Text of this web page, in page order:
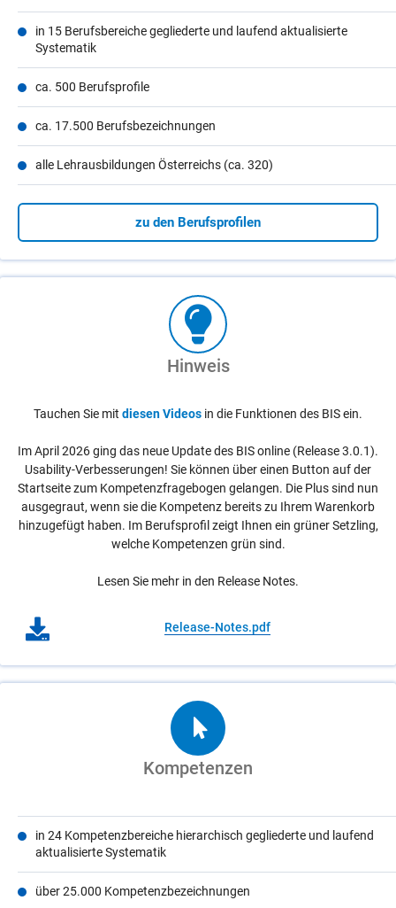
in 15 Berufsbereiche gegliederte und laufend aktualisierte
Systematik
ca. 500 Berufsprofile
ca. 17.500 Berufsbezeichnungen
alle Lehrausbildungen Österreichs (ca. 320)
zu den Berufsprofilen
Hinweis
Tauchen Sie mit diesen Videos in die Funktionen des BIS ein.
Im April 2026 ging das neue Update des BIS online (Release 3.0.1).
Usability-Verbesserungen! Sie können über einen Button auf der
Startseite zum Kompetenzfragebogen gelangen. Die Plus sind nun
ausgegraut, wenn sie die Kompetenz bereits zu Ihrem Warenkorb
hinzugefügt haben. Im Berufsprofil zeigt Ihnen ein grüner Setzling,
welche Kompetenzen grün sind.
Lesen Sie mehr in den Release Notes.
Release-Notes.pdf
Kompetenzen
in 24 Kompetenzbereiche hierarchisch gegliederte und laufend
aktualisierte Systematik
über 25.000 Kompetenzbezeichnungen